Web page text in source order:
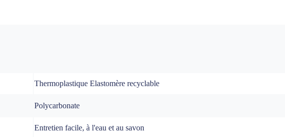
Thermoplastique Elastomère recyclable
Polycarbonate
Entretien facile, à l'eau et au savon